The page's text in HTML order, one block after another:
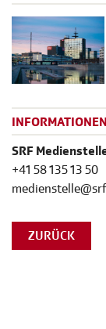
INFORMATIONEN
SRF
+41 58 135 13 50
ZURÜCK